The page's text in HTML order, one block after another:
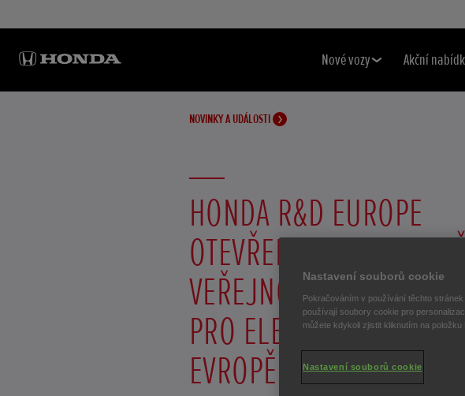
Nové vozy Akční
NOVINKY A UDÁLOSTI
HONDA R&D EUROPE
OTEVŘELA
VEŘEJNOU DOBÍJECÍ
PRO ELEKTROMOBILY V
EVROPĚ
Nastavení souborů cookie
Pokračováním v používání těchto
používají soubory cookie pro
můžete kdykoli zjistit kliknutím na
Nastavení souborů cookie